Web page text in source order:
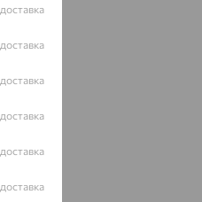
доставка
доставка
доставка
доставка
доставка
доставка